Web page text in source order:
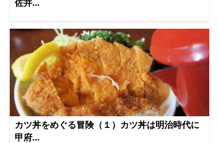
佐井...
カツ丼をめぐる冒険（１）カツ丼は明治時代に
甲府...